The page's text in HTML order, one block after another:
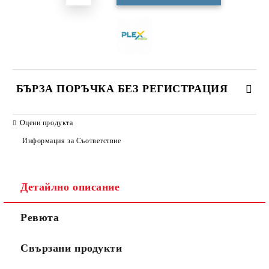
БЪРЗА ПОРЪЧКА БЕЗ РЕГИСТРАЦИЯ
Оцени продукта
Информация за Съответствие
Детайлно описание
Ревюта
Свързани продукти